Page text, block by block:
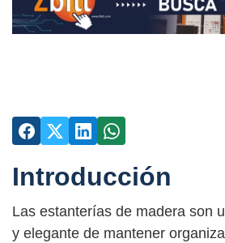
Introducción
Las estanterías de madera son
y elegante de mantener